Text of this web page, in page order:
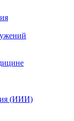
(ИИИ)